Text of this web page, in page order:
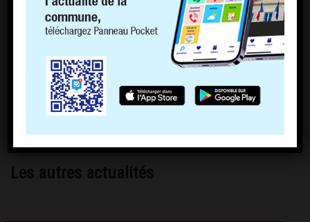
Les autres actualités